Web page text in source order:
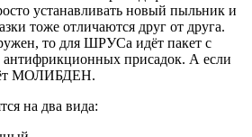
устанавливать новый пыльник и
тоже отличаются друг от друга.
то для ШРУСа идёт пакет с
присадок. А если
МОЛИБДЕН.
на два вида: